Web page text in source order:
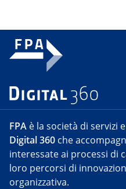
FPA è la società di servizi
Digital 360 che
interessate ai processi di
loro percorsi di
organizzativa.